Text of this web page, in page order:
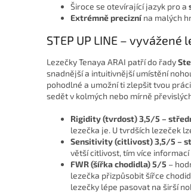
Široce se otevírající jazyk pro a
Extrémně preciznína malých
STEP UP LINE – vyvážené
Lezečky Tenaya ARAI patří do řady
snadnější a intuitivnější umístění
pohodlné a umožní ti zlepšit tvou
sedět v kolmých nebo mírně
Rigidity (tvrdost) 3,5/5 –
lezečka je. U tvrdších lezeček
Sensitivity (citlivost) 3,5/5 –
větší citlivost, tím více
FWR (šířka chodidla) 5/5 –
lezečka přizpůsobit šířce
lezečky lépe pasovat na širší